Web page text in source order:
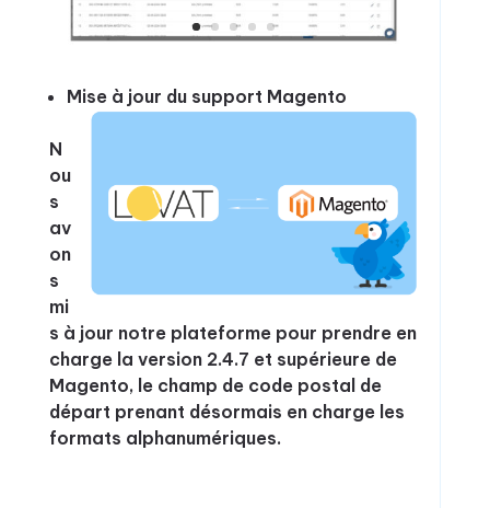
Mise à jour du support Magento
N
ou
s
av
on
s
mi
s à jour notre plateforme pour prendre en
charge la version 2.4.7 et supérieure de
Magento, le champ de code postal de
départ prenant désormais en charge les
formats alphanumériques.